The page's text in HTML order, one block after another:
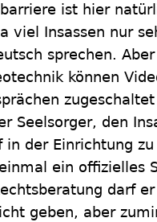
ist hier
viel Insassen nur
sprechen.
können
Seelsorger, den
in der Einrichtung
ein offizielles
darf
geben, aber